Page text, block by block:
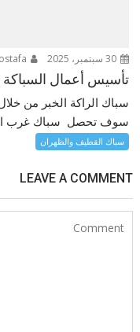
30 سبتمبر، 2025
تأسيس أعمال السباكة
سباك الراكة الخبر من
سوف تحصل سباك غرب
سباك القطيف والظهران
LEAVE A COMMENT